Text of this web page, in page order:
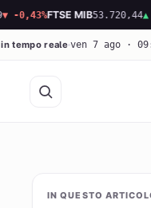
FTSE MIB53.720,44▲ 0,07%
tempo reale ven 7 ago ·
IN QUESTO